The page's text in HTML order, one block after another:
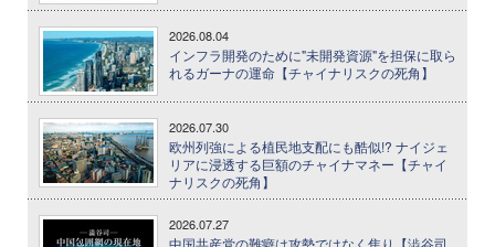
2026.08.04
インフラ開発のために"未開発資源"を担保に取ら
れるガーナの運命【チャイナリスクの死角】
2026.07.30
欧州列強による植民地支配にも酷似!? ナイジェ
リアに浸透する巨額のチャイナマネー【チャイ
ナリスクの死角】
2026.07.27
中国共産党の難癖は攻勢ではなく焦り【澁谷司